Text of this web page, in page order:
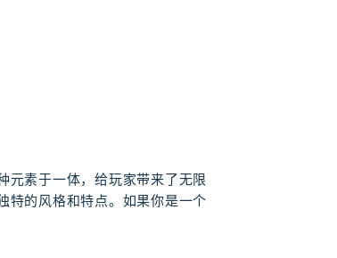
元素于一体，给玩家带来了无限
特的风格和特点。如果你是一个